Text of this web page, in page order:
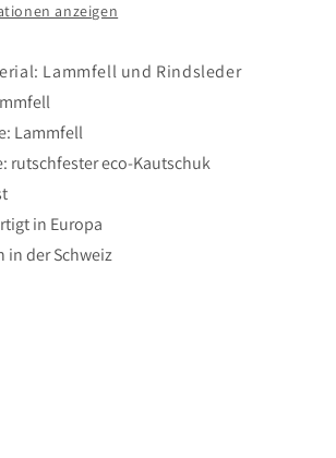
anzeigen
Lammfell und Rindsleder
Lammfell
rutschfester eco-Kautschuk
in Europa
in der Schweiz